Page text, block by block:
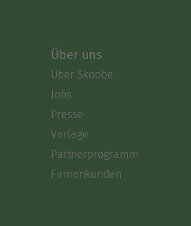
Über uns
Über Skoobe
Jobs
Presse
Verlage
Partnerprogramm
Firmenkunden